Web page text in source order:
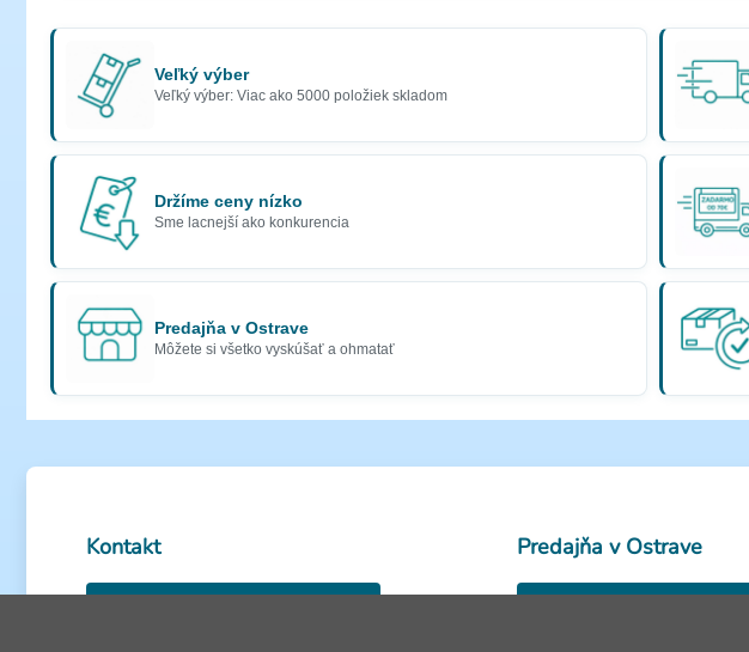
Veľký výber
Veľký výber: Viac ako 5000 položiek skladom
Držíme ceny nízko
Sme lacnejší ako konkurencia
Predajňa v Ostrave
Môžete si všetko vyskúšať a ohmatať
Kontakt Predajňa v Ostrave